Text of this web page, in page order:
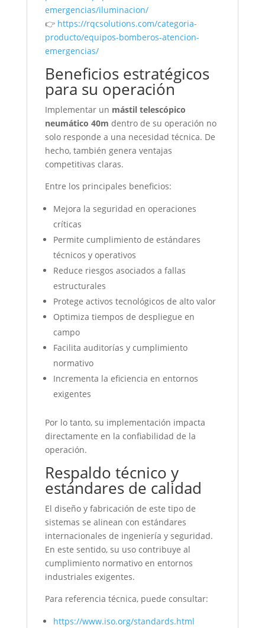
emergencias/iluminacion/
👉 https://rqcsolutions.com/categoria-
producto/equipos-bomberos-atencion-
emergencias/
Beneficios estratégicos
para su operación
Implementar un mástil telescópico
neumático 40m dentro de su operación no
solo responde a una necesidad técnica. De
hecho, también genera ventajas
competitivas claras.
Entre los principales beneficios:
Mejora la seguridad en operaciones
críticas
Permite cumplimiento de estándares
técnicos y operativos
Reduce riesgos asociados a fallas
estructurales
Protege activos tecnológicos de alto valor
Optimiza tiempos de despliegue en
campo
Facilita auditorías y cumplimiento
normativo
Incrementa la eficiencia en entornos
exigentes
Por lo tanto, su implementación impacta
directamente en la confiabilidad de la
operación.
Respaldo técnico y
estándares de calidad
El diseño y fabricación de este tipo de
sistemas se alinean con estándares
internacionales de ingeniería y seguridad.
En este sentido, su uso contribuye al
cumplimiento normativo en entornos
industriales exigentes.
Para referencia técnica, puede consultar:
https://www.iso.org/standards.html